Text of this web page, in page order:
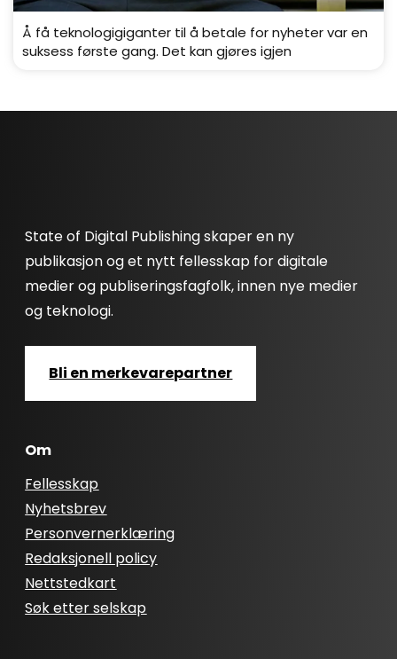
Å få teknologigiganter til å betale for nyheter var en
suksess første gang. Det kan gjøres igjen
State of Digital Publishing skaper en ny
publikasjon og et nytt fellesskap for digitale
medier og publiseringsfagfolk, innen nye medier
og teknologi.
Bli en merkevarepartner
Om
Fellesskap
Nyhetsbrev
Personvernerklæring
Redaksjonell policy
Nettstedkart
Søk etter selskap